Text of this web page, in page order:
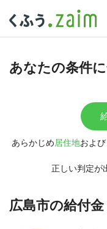
あなたの条件
あらかじめ居住地および
正しい判定が
広島市の給付金